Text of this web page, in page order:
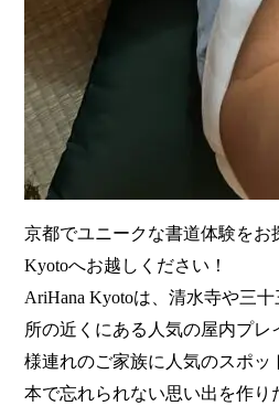
京都でユニークな書道体験をお
Kyotoへお越しください！
AriHana Kyotoは、清水寺や三
所の近くにある人気の屋内プ
様連れのご家族に人気のスポッ
本で忘れられない思い出を作り